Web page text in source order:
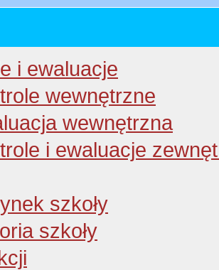
i ewaluacje
wewnętrzne
wewnętrzna
i ewaluacje
szkoły
szkoły